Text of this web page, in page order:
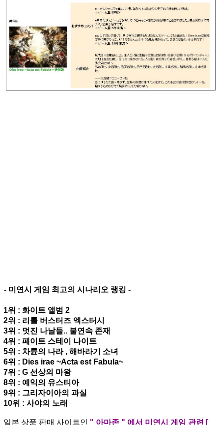
- 미연시 게임 최고의 시나리오 랭킹 -
1위 : 화이트 앨범 2
2위 : 리틀 버스터즈 엑스터시
3위 : 멋진 나날들.. 불연속 존재
4위 : 페이트 스테이 나이트
5위 : 차륜의 나라 , 해바라기 소녀
6위 : Dies irae ~Acta est Fabula~
7위 : G 선상의 마왕
8위 : 예익의 유스티아
9위 : 그리자이아의 과실
10위 : 사야의 노래
일본 상품 판매 사이트인 " 아마존 " 에서 미연시 게임 관련 [